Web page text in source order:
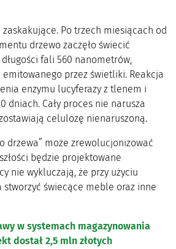
zaskakujące. Po trzech miesiącach od
drzewo zaczęło świecić
fali 560 nanometrów,
emitowanego przez świetliki. Reakcja
enzymu lucyferazy z tlenem i
dniach. Cały proces nie narusza
celulozę nienaruszoną.
drzewa” może zrewolucjonizować
będzie projektowane
nie wykluczają, że przy użyciu
stworzyć świecące meble oraz inne
w systemach magazynowania
dostał 2,5 mln złotych